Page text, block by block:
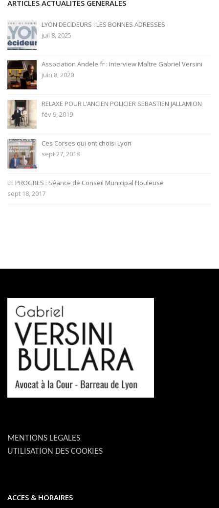
ARTICLES ACTUALITES GENERALES
LYON DECIDEURS : LES BONNES ADRESSES
juil 8, 2025
Association Andele.fr : Interview Maître Gabriel Versini
juin 8, 2020
RELAXE POUR L’ANCIEN POLICIER SEBASTIEN JALLAMION
fév 9, 2019
Ces Corses qui ont choisi Lyon
sept 27, 2018
LE PROGRES : Séance de Conseil Municipal Houleuse
sept 18, 2017
MENTIONS LEGALES
UTILISATION DES COOKIES
ACCES & HORAIRES